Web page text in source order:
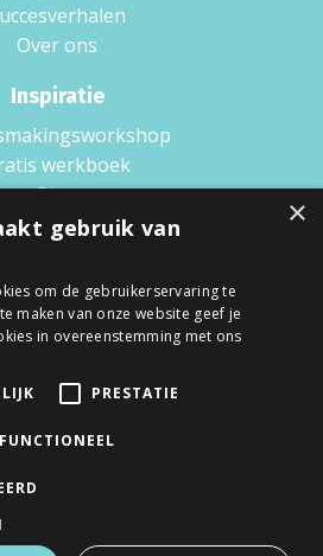
Over ons
Inspiratie
werkboek
Blog
Boek
is Scaling up?
voorwaarden
×
gebruik van
om de gebruikerservaring te
maken van onze website geef je
in overeenstemming met ons
PRESTATIE
FUNCTIONEEL